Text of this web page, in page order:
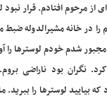
از مرحوم افتادم. قرار نبود
در خانه مشیرالدوله
شدم خودم لوسترها را
نگران بود ناراضی
بیایید لوسترها را ببرید.